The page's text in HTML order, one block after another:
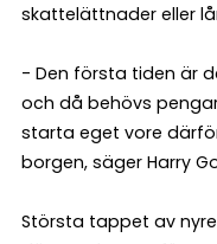
skattelättnader eller
- Den första tiden är
och då behövs
starta eget vore
borgen, säger Harry
Största tappet av